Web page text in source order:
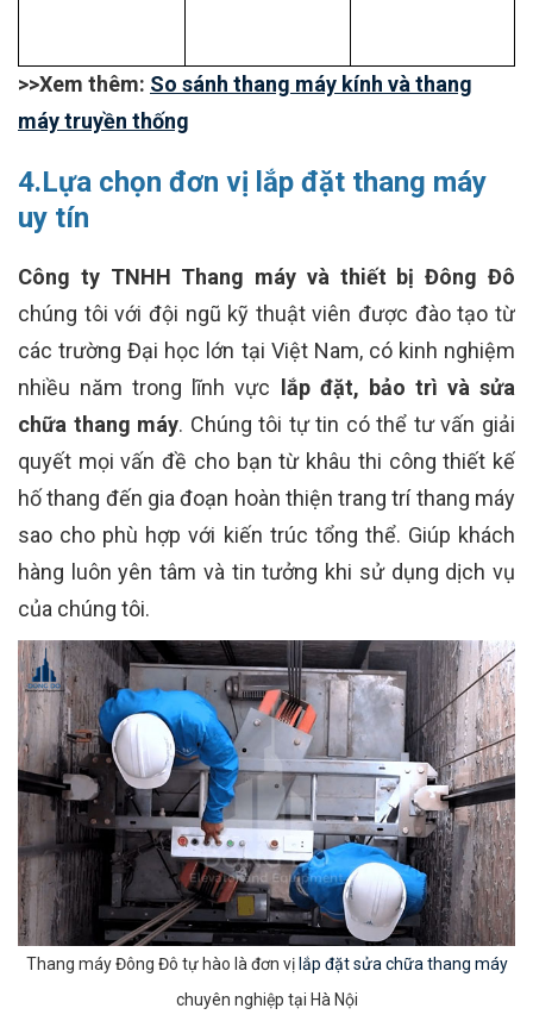
>>Xem thêm: So sánh thang máy kính và thang
máy truyền thống
4.Lựa chọn đơn vị lắp đặt thang máy
uy tín
Công ty TNHH Thang máy và thiết bị Đông Đô
chúng tôi với đội ngũ kỹ thuật viên được đào tạo từ
các trường Đại học lớn tại Việt Nam, có kinh nghiệm
nhiều năm trong lĩnh vực
lắp đặt, bảo trì và sửa
chữa thang máy. Chúng tôi tự tin có thể tư vấn giải
quyết mọi vấn đề cho bạn từ khâu thi công thiết kế
hố thang đến gia đoạn hoàn thiện trang trí thang máy
sao cho phù hợp với kiến trúc tổng thể. Giúp khách
hàng luôn yên tâm và tin tưởng khi sử dụng dịch vụ
của chúng tôi.
Thang máy Đông Đô tự hào là đơn vị lắp đặt sửa chữa thang máy
chuyên nghiệp tại Hà Nội